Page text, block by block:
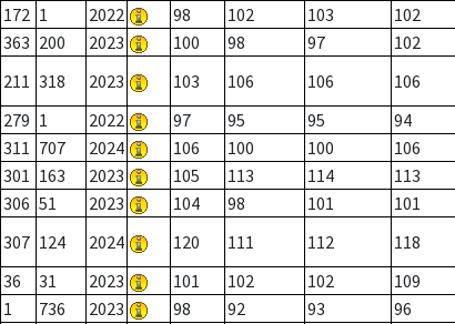
172 1 2022 98 102 103 102
363 200 2023 100 98 97 102
211 318 2023 103 106 106 106
279 1 2022 97 95 95 94
311 707 2024 106 100 100 106
301 163 2023 105 113 114 113
306 51 2023 104 98 101 101
307 124 2024 120 111 112 118
36 31 2023 101 102 102 109
1 736 2023 98 92 93 96